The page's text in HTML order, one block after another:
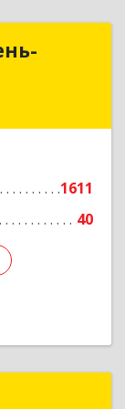
1611
40
Подробнее